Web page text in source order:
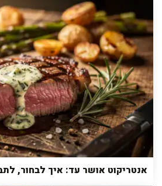
אנטריקוט אושר עד: איך לבחור,